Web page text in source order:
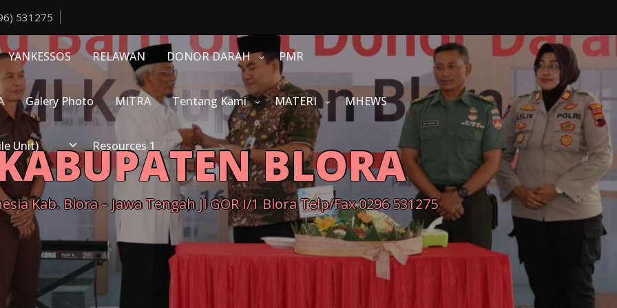
531275
YANKESSOS RELAWAN DONOR DARAH PMR
Galery Photo MITRA Tentang Kami MATERI MHEWS
Unit) Resources 1 BLORA
Kab. Blora – Jawa Tengah Jl GOR I/1 Blora Telp/Fax 0296 531275